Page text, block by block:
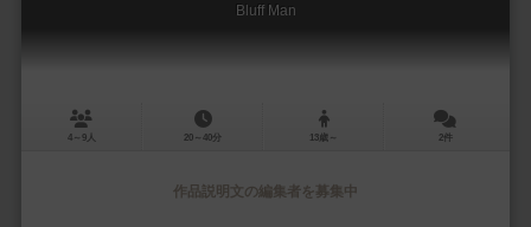
Bluff Man
4～9人 20～40分 13歳～ 2件
作品説明文の編集者を募集中